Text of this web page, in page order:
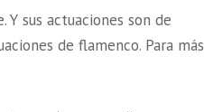
Y sus actuaciones son de
de flamenco. Para más